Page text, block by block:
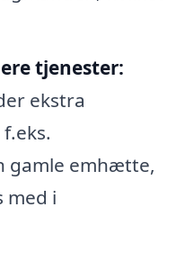
tjenester:
ekstra
gamle emhætte,
med i